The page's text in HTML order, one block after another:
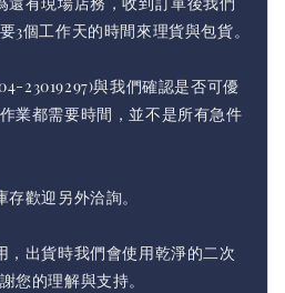
3個工作天的時間來理貨與包貨。
23019297)與我們確認是否可優
業都需要時間，並不是所有急件
歡迎另外洽詢。
，出貨時我們會使用乾淨的二次
您的理解與支持。